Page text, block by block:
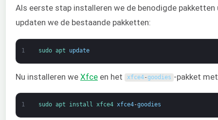
Als eerste stap installeren we de benodigde
updaten we de bestaande pakketten:
1 sudo apt update
Nu installeren we Xfce en het xfce4-goodies -pakket
1 sudo apt install xfce4 xfce4-goodies